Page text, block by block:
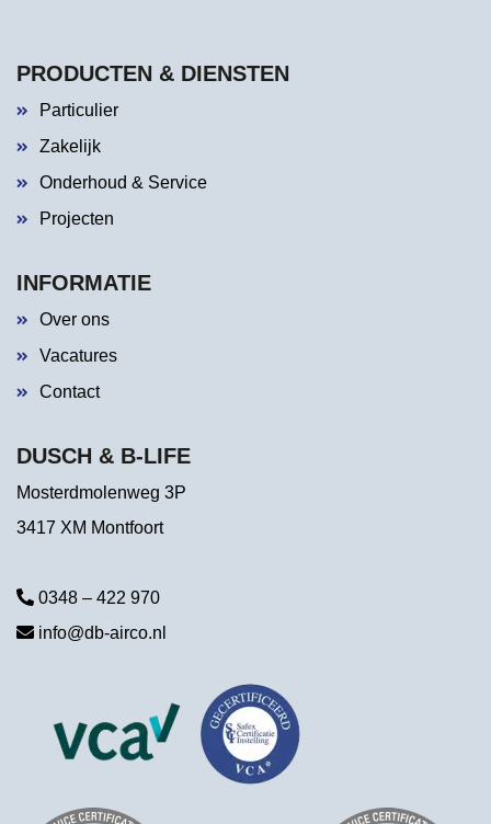
PRODUCTEN & DIENSTEN
Particulier
Zakelijk
Onderhoud & Service
Projecten
INFORMATIE
Over ons
Vacatures
Contact
DUSCH & B-LIFE
Mosterdmolenweg 3P
3417 XM Montfoort
0348 – 422 970
info@db-airco.nl